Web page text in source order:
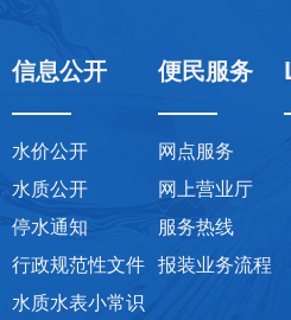
信息公开
水价公开
水质公开
停水通知
行政规范性文件
水质水表小常识
便民服务
网点服务
网上营业厅
服务热线
报装业务流程